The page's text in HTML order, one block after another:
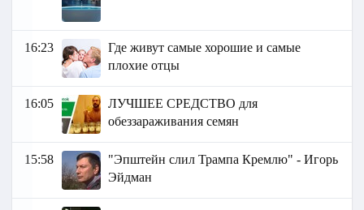
16:23
Где живут самые хорошие и самые
плохие отцы
16:05
ЛУЧШЕЕ СРЕДСТВО для
обеззараживания семян
15:58
"Эпштейн слил Трампа Кремлю" - Игорь
Эйдман